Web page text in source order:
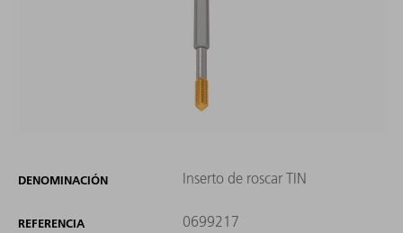
DENOMINACIÓN Inserto de roscar TIN
REFERENCIA 0699217